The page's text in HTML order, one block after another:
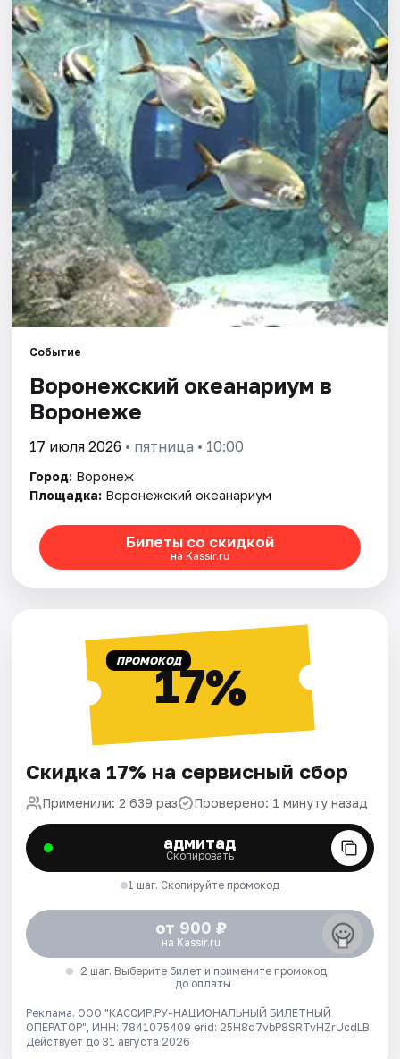
Города
Площадки
Артисты
Рейтинги
Событие
Воронежский океанариум в
Воронеже
17 июля 2026 • пятница • 10:00
Город: Воронеж
Площадка: Воронежский океанариум
Билеты со скидкой
на Kassir.ru
ПРОМОКОД17%
Скидка 17% на сервисный сбор
Применили: 2 639 раз Проверено: 1 минуту назад
адмитад
Скопировать
1 шаг. Скопируйте промокод
от 900 ₽
на Kassir.ru
2 шаг. Выберите билет и примените промокод
до оплаты
Реклама. ООО "КАССИР.РУ-НАЦИОНАЛЬНЫЙ БИЛЕТНЫЙ
ОПЕРАТОР", ИНН: 7841075409 erid: 25H8d7vbP8SRTvHZrUcdLB.
Действует до 31 августа 2026